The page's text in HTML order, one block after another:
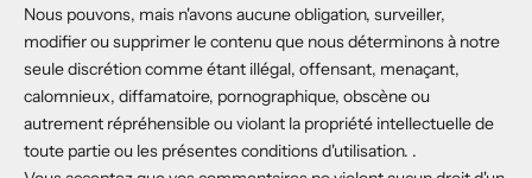
Nous pouvons, mais n'avons aucune obligation, surveiller,
modifier ou supprimer le contenu que nous déterminons à notre
seule discrétion comme étant illégal, offensant, menaçant,
calomnieux, diffamatoire, pornographique, obscène ou
autrement répréhensible ou violant la propriété intellectuelle de
toute partie ou les présentes conditions d'utilisation. .